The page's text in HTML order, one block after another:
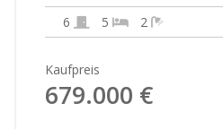
6 5 2
Kaufpreis
679.000 €